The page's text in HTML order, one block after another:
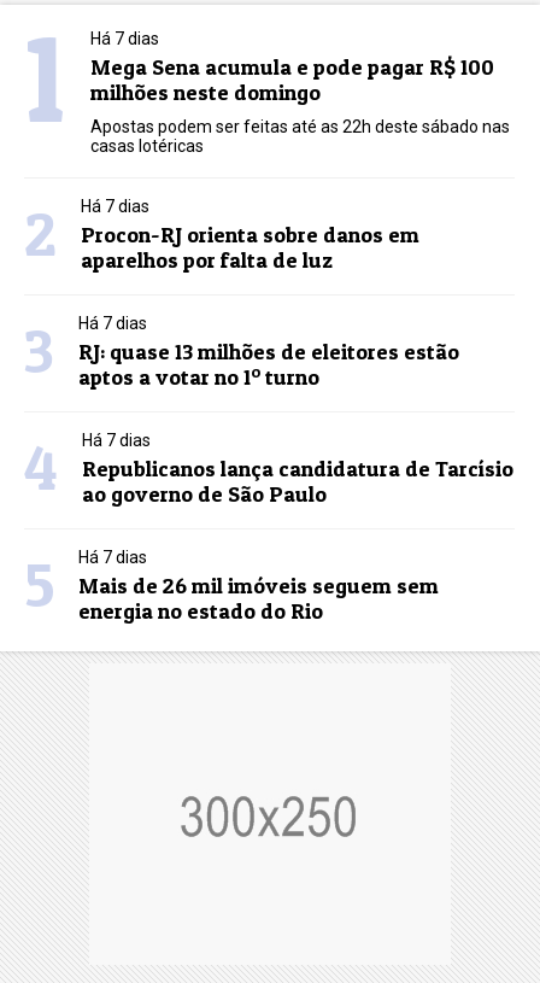
1 Há 7 dias
Mega Sena acumula e pode pagar R$ 100
milhões neste domingo
Apostas podem ser feitas até as 22h deste sábado nas
casas lotéricas
2 Há 7 dias
Procon-RJ orienta sobre danos em
aparelhos por falta de luz
3 Há 7 dias
RJ: quase 13 milhões de eleitores estão
aptos a votar no 1º turno
4 Há 7 dias
Republicanos lança candidatura de Tarcísio
ao governo de São Paulo
5 Há 7 dias
Mais de 26 mil imóveis seguem sem
energia no estado do Rio